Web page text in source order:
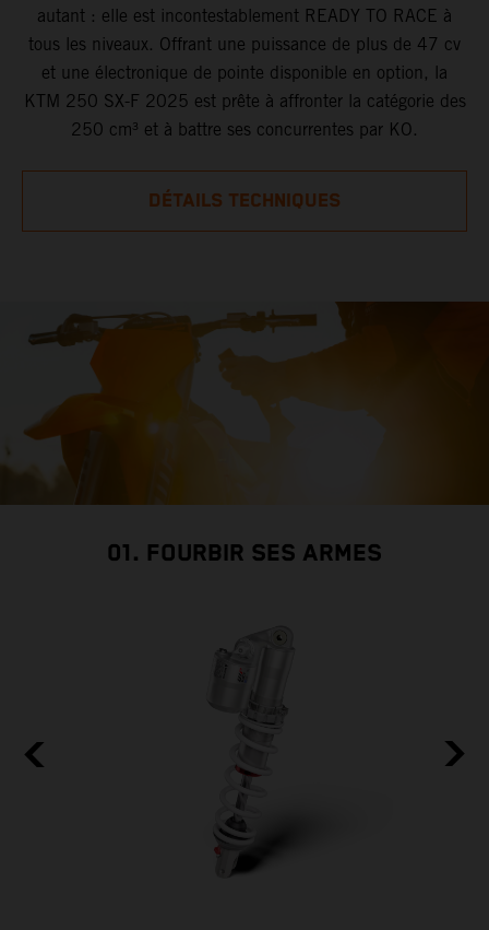
autant : elle est incontestablement READY TO RACE à
tous les niveaux. Offrant une puissance de plus de 47 cv
et une électronique de pointe disponible en option, la
KTM 250 SX-F 2025 est prête à affronter la catégorie des
250 cm³ et à battre ses concurrentes par KO.
DÉTAILS TECHNIQUES
01. FOURBIR SES ARMES